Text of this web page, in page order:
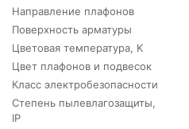
Направление плафонов
Поверхность арматуры
Цветовая температура, K
Цвет плафонов и подвесок
Класс электробезопасности
Степень пылевлагозащиты,
IP